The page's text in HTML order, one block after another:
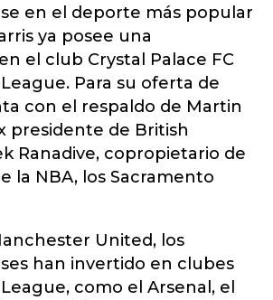
en el deporte más popular
ya posee una
el club Crystal Palace FC
Para su oferta de
con el respaldo de Martin
presidente de British
Ranadive, copropietario de
la NBA, los Sacramento
United, los
han invertido en clubes
como el Arsenal, el